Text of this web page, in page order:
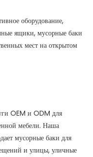
оборудование,
ящики, мусорные баки
мест на открытом
OEM и ODM для
мебели. Наша
мусорные баки для
и улицы, уличные